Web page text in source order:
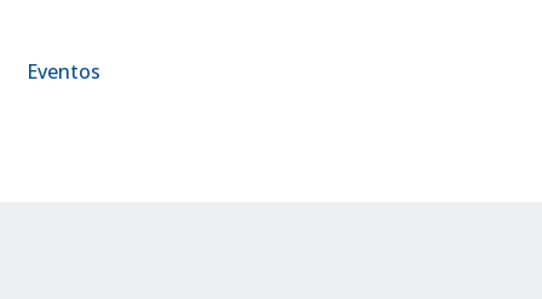
Eventos